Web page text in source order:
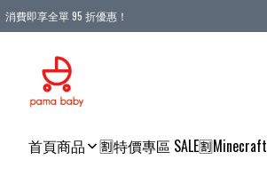
消費即享全單 95 折優惠！
首頁商品 🈹特價專區 SALE🈹Minecraft